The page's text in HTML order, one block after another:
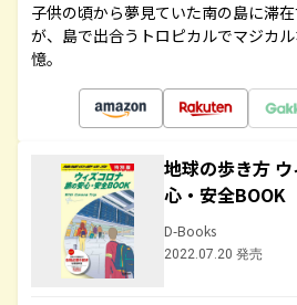
子供の頃から夢見ていた南の島に滞
が、島で出合うトロピカルでマジカ
憶。
地球の歩き方
心・安全BOOK
D-Books
2022.07.20 発売